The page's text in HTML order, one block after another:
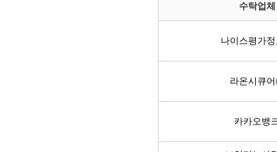
수탁업체
나이스평가
라온시큐
카카오뱅